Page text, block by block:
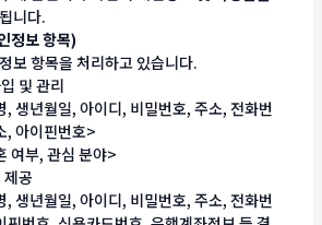
니다.
정보 항목)
보 항목을 처리하고 있습니다.
및 관리
, 생년월일, 아이디, 비밀번호, 주소, 전화번
, 아이핀번호>
여부, 관심 분야>
공
, 생년월일, 아이디, 비밀번호, 주소, 전화번